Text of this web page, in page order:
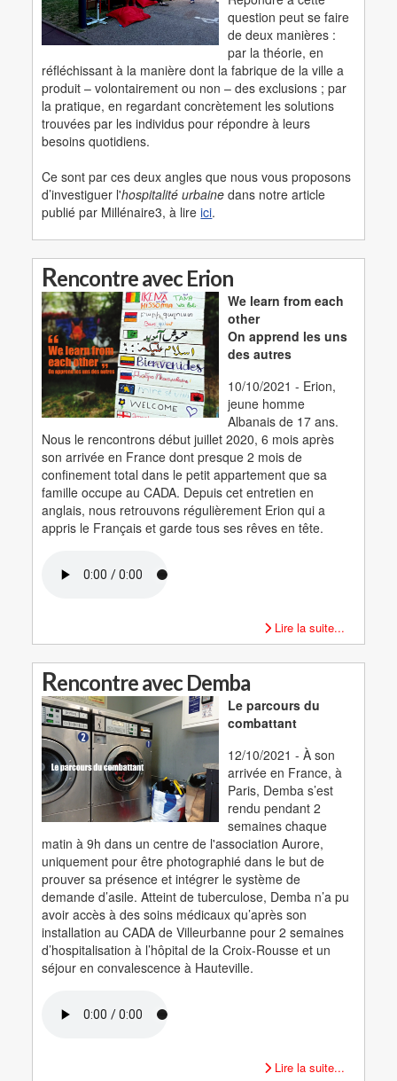
question peut se faire
de deux manières :
par la théorie, en
réfléchissant à la manière dont la fabrique de la ville a
produit – volontairement ou non – des exclusions ; par
la pratique, en regardant concrètement les solutions
trouvées par les individus pour répondre à leurs
besoins quotidiens.
Ce sont par ces deux angles que nous vous proposons
d’investiguer l'hospitalité urbaine dans notre article
publié par Millénaire3, à lireici.
Rencontre avec Erion
We learn from each
other
On apprend les uns
des autres
10/10/2021 - Erion,
jeune homme
Albanais de 17 ans.
Nous le rencontrons début juillet 2020, 6 mois après
son arrivée en France dont presque 2 mois de
confinement total dans le petit appartement que sa
famille occupe au CADA. Depuis cet entretien en
anglais, nous retrouvons régulièrement Erion qui a
appris le Français et garde tous ses rêves en tête.
Lire la suite...
Rencontre avec Demba
Le parcours du
combattant
12/10/2021 - À son
arrivée en France, à
Paris, Demba s’est
rendu pendant 2
semaines chaque
matin à 9h dans un centre de l'association Aurore,
uniquement pour être photographié dans le but de
prouver sa présence et intégrer le système de
demande d’asile. Atteint de tuberculose, Demba n’a pu
avoir accès à des soins médicaux qu’après son
installation au CADA de Villeurbanne pour 2 semaines
d’hospitalisation à l’hôpital de la Croix-Rousse et un
séjour en convalescence à Hauteville.
Lire la suite...